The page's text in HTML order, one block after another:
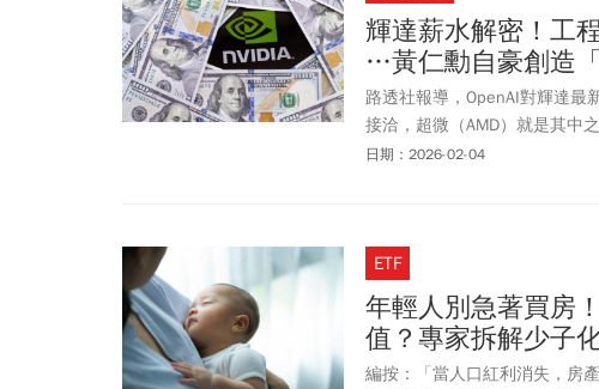
輝達薪水解密！工
…黃仁勳自豪創造
路透社報導，OpenAI對輝達最
接洽，超微（AMD）就是其中
發文澄清，他說輝達生產「世
達9.2萬至42.55萬美元（約新
日期：2026-02-04
ETF
年輕人別急著買房
值？專家拆解少子
編按：「當人口紅利消失，房